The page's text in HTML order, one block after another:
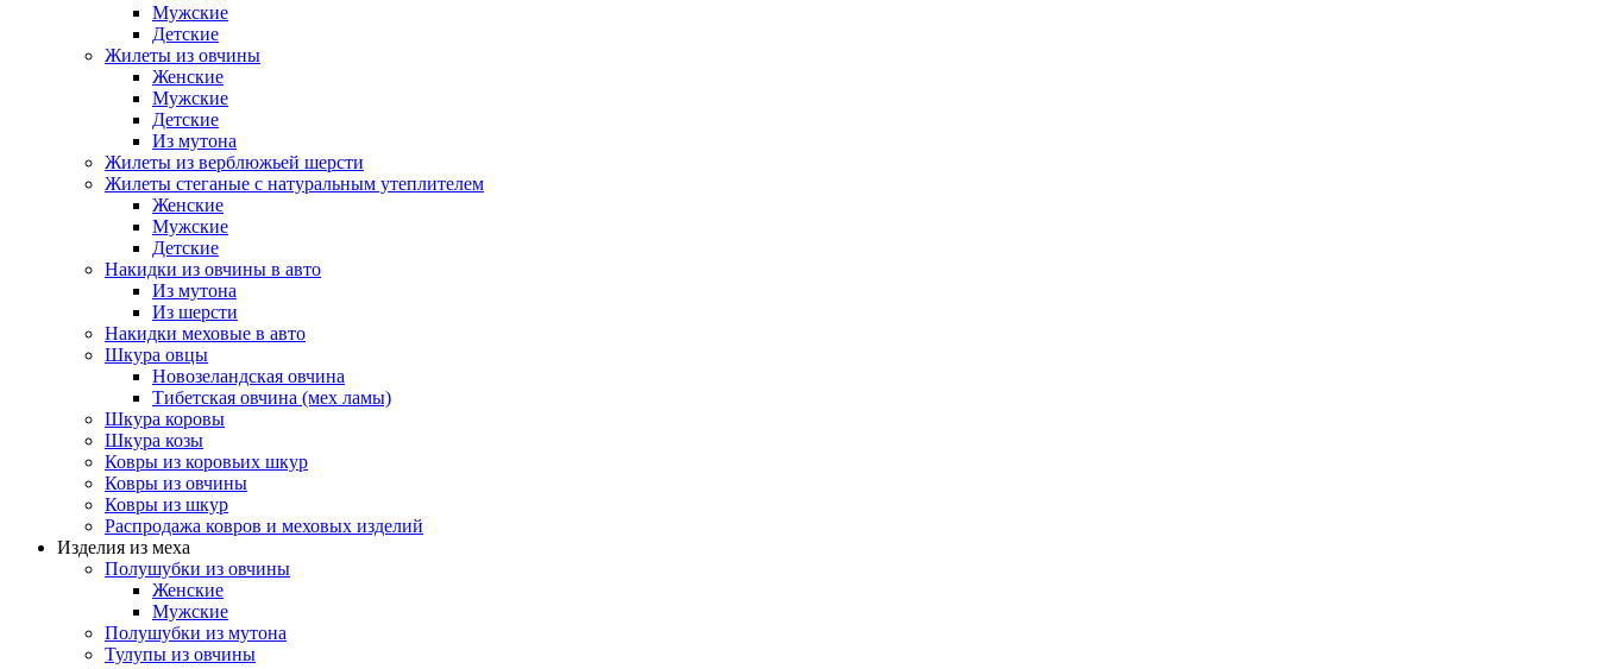
Мужские
Детские
Жилеты из овчины
Женские
Мужские
Детские
Из мутона
Жилеты из верблюжьей шерсти
Жилеты стеганые с натуральным утеплителем
Женские
Мужские
Детские
Накидки из овчины в авто
Из мутона
Из шерсти
Накидки меховые в авто
Шкура овцы
Новозеландская овчина
Тибетская овчина (мех ламы)
Шкура коровы
Шкура козы
Ковры из коровьих шкур
Ковры из овчины
Ковры из шкур
Распродажа ковров и меховых изделий
Изделия из меха
Полушубки из овчины
Женские
Мужские
Полушубки из мутона
Тулупы из овчины